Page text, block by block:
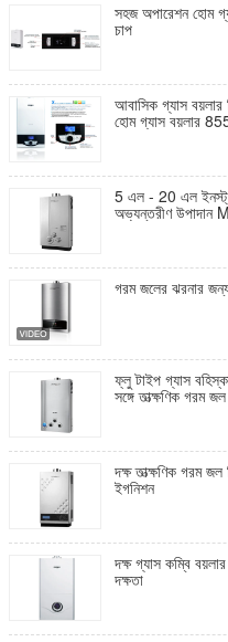
সহজ অপারেশন হোম
চাপ
আবাসিক গ্যাস বয়লার
হোম গ্যাস বয়লার
5 এল - 20 এল
অভ্যন্তরীণ উপাদান
গরম জলের ঝরনার
ফ্লু টাইপ গ্যাস
সঙ্গে তাত্ক্ষণিক গরম
দক্ষ তাত্ক্ষণিক গরম
ইগনিশন
দক্ষ গ্যাস কম্বি
দক্ষতা